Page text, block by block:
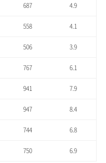
687 4.9
558 4.1
506 3.9
767 6.1
941 7.9
947 8.4
744 6.8
750 6.9